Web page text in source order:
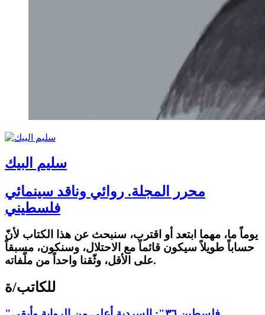
سليم البيك
محرر المجلة. روائي وناقد سينمائي
فلسطيني
يوماً ما، مهما ابتعد أو اقترب، سنبحث عن هذا الكتاب لأنّ
حساباً طويلاً سيكون قائماً مع الاحتلال، وسنكون، مسبقاً
على الأقل، وثّقنا واحداً من ملّفاته.
للكاتب/ة